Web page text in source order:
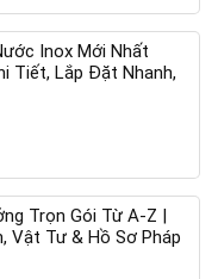
Inox Mới Nhất
Tiết, Lắp Đặt Nhanh,
Trọn Gói Từ A-Z |
Vật Tư & Hồ Sơ Pháp